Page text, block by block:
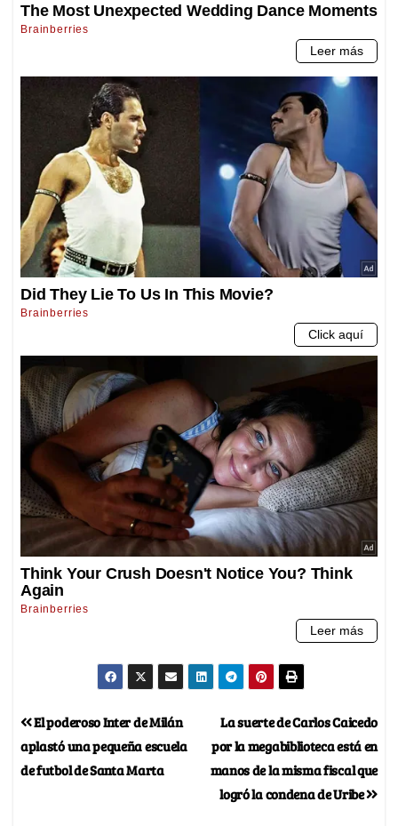
La suerte de Carlos Caicedo
por la megabiblioteca está en
manos de la misma fiscal que
logró la condena de Uribe
El poderoso Inter de Milán
aplastó una pequeña escuela
de futbol de Santa Marta